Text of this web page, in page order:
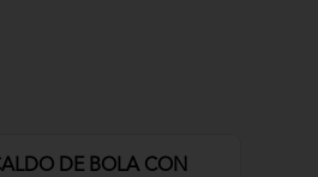
DE BOLA CON